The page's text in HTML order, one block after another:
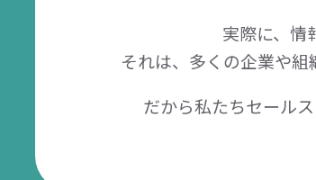
実際に、情
それは、多くの企業や組
だから私たちセール